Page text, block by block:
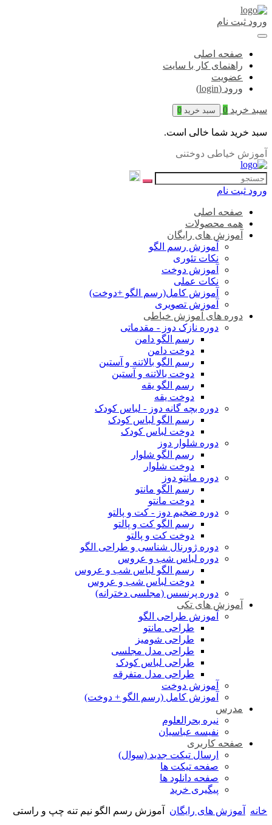
ورود ثبت نام
صفحه اصلی
راهنمای کار با سایت
عضویت
ورود (login)
سبد خرید 0 سبد خرید 0
سبد خرید شما خالی است.
آموزش خیاطی دوختنی
ورود ثبت نام
صفحه اصلی
همه محصولات
آموزش های رایگان
آموزش رسم الگو
نکات تئوری
آموزش دوخت
نکات عملی
آموزش کامل(رسم الگو +دوخت)
آموزش تصویری
دوره های آموزش خیاطی
دوره نازک دوز - مقدماتی
رسم الگو دامن
دوخت دامن
رسم الگو بالاتنه و آستین
دوخت بالاتنه و آستین
رسم الگو یقه
دوخت یقه
دوره بچه گانه دوز - لباس کودک
رسم الگو لباس کودک
دوخت لباس کودک
دوره شلوار دوز
رسم الگو شلوار
دوخت شلوار
دوره مانتو دوز
رسم الگو مانتو
دوخت مانتو
دوره ضخیم دوز - کت و پالتو
رسم الگو کت و پالتو
دوخت کت و پالتو
دوره ژورنال شناسی و طراحی الگو
دوره لباس شب و عروس
رسم الگو لباس شب و عروس
دوخت لباس شب و عروس
دوره پرنسس (مجلسی دخترانه)
آموزش های تکی
آموزش طراحی الگو
طراحی مانتو
طراحی شومیز
طراحی مدل مجلسی
طراحی لباس کودک
طراحی مدل متفرقه
آموزش دوخت
آموزش کامل (رسم الگو + دوخت)
مدرس
نیره بحرالعلوم
نفیسه عباسیان
صفحه کاربری
ارسال تیکت جدید (سوال)
صفحه تیکت ها
صفحه دانلود ها
پیگیری خرید
خانه آموزش های رایگان آموزش رسم الگو نیم تنه چپ و راستی